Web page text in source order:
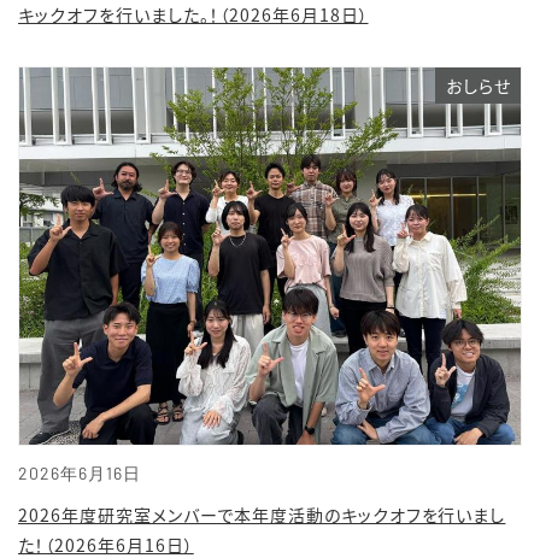
キックオフを行いました。！（2026年6月18日）
2026年6月16日
おしらせ
2026年度研究室メンバーで本年度活動のキックオフを行いまし
た！（2026年6月16日）